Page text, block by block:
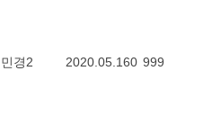
민경2 2020.05.160 999